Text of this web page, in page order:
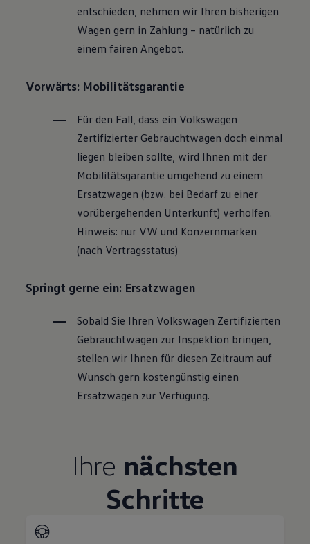
entschieden, nehmen wir Ihren bisherigen
Wagen gern in Zahlung – natürlich zu
einem fairen Angebot.
Vorwärts: Mobilitätsgarantie
Für den Fall, dass ein Volkswagen
Zertifizierter Gebrauchtwagen doch einmal
liegen bleiben sollte, wird Ihnen mit der
Mobilitätsgarantie umgehend zu einem
Ersatzwagen (bzw. bei Bedarf zu einer
vorübergehenden Unterkunft) verholfen.
Hinweis: nur VW und Konzernmarken
(nach Vertragsstatus)
Springt gerne ein: Ersatzwagen
Sobald Sie Ihren Volkswagen Zertifizierten
Gebrauchtwagen zur Inspektion bringen,
stellen wir Ihnen für diesen Zeitraum auf
Wunsch gern kostengünstig einen
Ersatzwagen zur Verfügung.
Ihre nächsten
Schritte